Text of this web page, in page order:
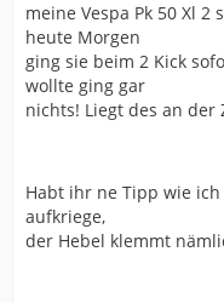
meine Vespa Pk 50 Xl
heute Morgen
ging sie beim 2 Kick
wollte ging gar
nichts! Liegt des an der
Habt ihr ne Tipp wie
aufkriege,
der Hebel klemmt